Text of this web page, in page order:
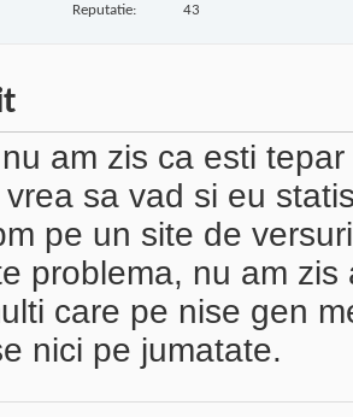
Reputatie: 43
am zis ca esti
sa vad si eu
pe un site de
problema, nu am
care pe nise gen
nici pe jumatate.